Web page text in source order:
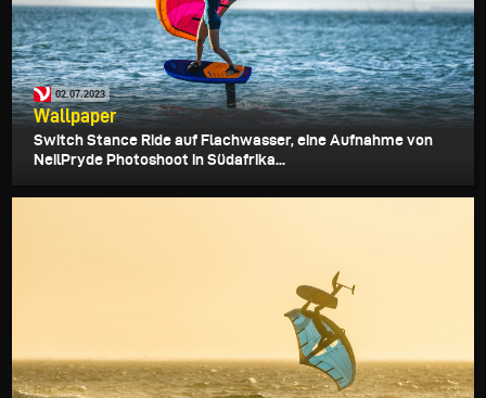
02.07.2023
Wallpaper
Switch Stance Ride auf Flachwasser, eine Aufnahme von
NeilPryde Photoshoot in Südafrika...